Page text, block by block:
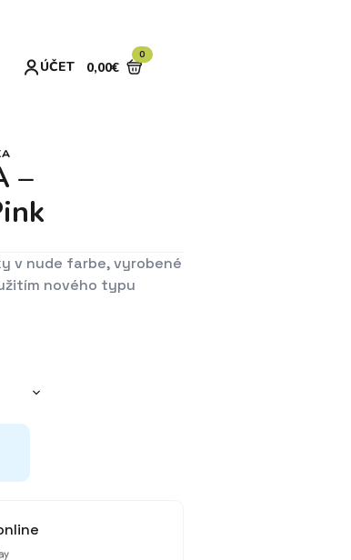
ÚČET 0,00€
0
–
v nude farbe, vyrobené
nového typu